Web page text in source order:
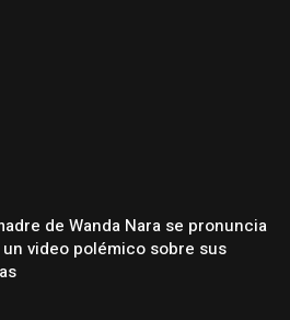
de Wanda Nara se pronuncia
video polémico sobre sus